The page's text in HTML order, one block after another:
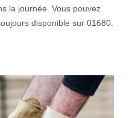
la journée. Vous pouvez
disponible sur 01680.